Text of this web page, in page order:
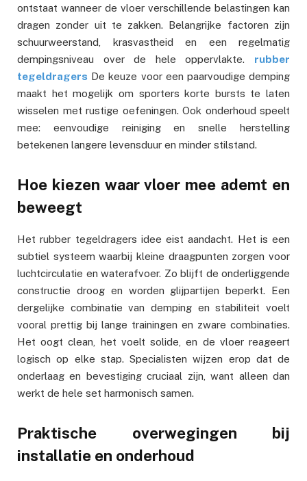
ontstaat wanneer de vloer verschillende belastingen kan
dragen zonder uit te zakken. Belangrijke factoren zijn
schuurweerstand, krasvastheid en een regelmatig
dempingsniveau over de hele oppervlakte. rubber
tegeldragers De keuze voor een paarvoudige demping
maakt het mogelijk om sporters korte bursts te laten
wisselen met rustige oefeningen. Ook onderhoud speelt
mee: eenvoudige reiniging en snelle herstelling
betekenen langere levensduur en minder stilstand.
Hoe kiezen waar vloer mee ademt en
beweegt
Het rubber tegeldragers idee eist aandacht. Het is een
subtiel systeem waarbij kleine draagpunten zorgen voor
luchtcirculatie en waterafvoer. Zo blijft de onderliggende
constructie droog en worden glijpartijen beperkt. Een
dergelijke combinatie van demping en stabiliteit voelt
vooral prettig bij lange trainingen en zware combinaties.
Het oogt clean, het voelt solide, en de vloer reageert
logisch op elke stap. Specialisten wijzen erop dat de
onderlaag en bevestiging cruciaal zijn, want alleen dan
werkt de hele set harmonisch samen.
Praktische overwegingen bij
installatie en onderhoud